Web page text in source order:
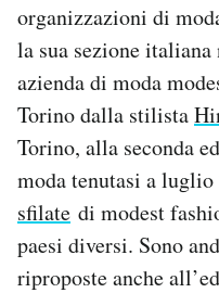
organizzazioni di
la sua sezione
azienda di moda
Torino dalla stilista
Torino, alla seconda
moda tenutasi a
sfilate di modest
paesi diversi. Sono
riproposte anche